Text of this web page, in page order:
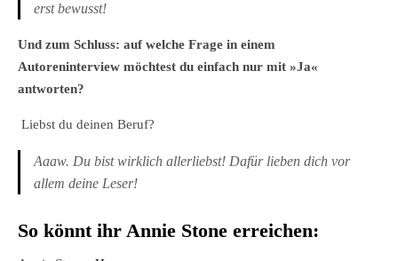
erst bewusst!
Und zum Schluss: auf welche Frage in einem
Autoreninterview möchtest du einfach nur mit »Ja«
antworten?
Liebst du deinen Beruf?
Aaaw. Du bist wirklich allerliebst! Dafür lieben dich vor
allem deine Leser!
So könnt ihr Annie Stone erreichen: